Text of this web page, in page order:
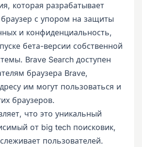
которая разрабатывает
с упором на защиты
и конфиденциальность,
бета-версии собственной
Brave Search доступен
браузера Brave,
им могут пользоваться и
браузеров.
что это уникальный
от big tech поисковик,
пользователей.